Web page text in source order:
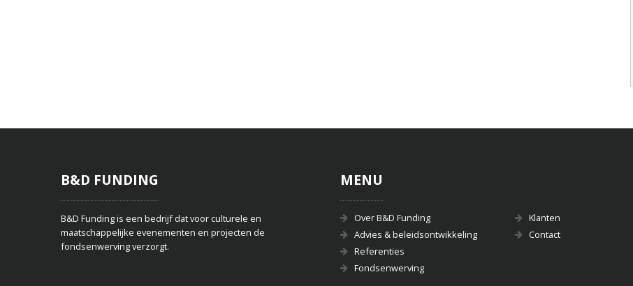
B&D FUNDING
B&D Funding is een bedrijf dat voor culturele en
maatschappelijke evenementen en projecten de
fondsenwerving verzorgt.
MENU
Over B&D Funding
Advies & beleidsontwikkeling
Referenties
Fondsenwerving
Klanten
Contact